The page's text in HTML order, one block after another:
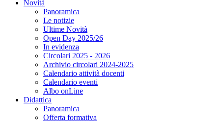
Novità
Panoramica
Le notizie
Ultime Novità
Open Day 2025/26
In evidenza
Circolari 2025 - 2026
Archivio circolari 2024-2025
Calendario attività docenti
Calendario eventi
Albo onLine
Didattica
Panoramica
Offerta formativa